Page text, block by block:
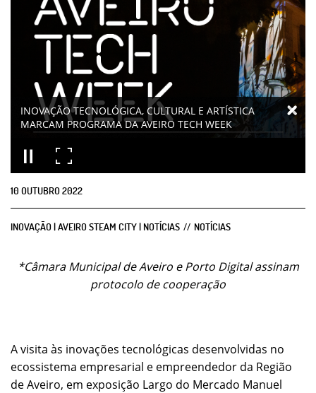
INOVAÇÃO TECNOLÓGICA, CULTURAL E ARTÍSTICA
MARCAM PROGRAMA DA AVEIRO TECH WEEK
10 OUTUBRO2022
INOVAÇÃO | AVEIRO STEAM CITY | NOTÍCIAS NOTÍCIAS
*Câmara Municipal de Aveiro e Porto Digital assinam
protocolo de cooperação
A visita às inovações tecnológicas desenvolvidas no
ecossistema empresarial e empreendedor da Região
de Aveiro, em exposição Largo do Mercado Manuel